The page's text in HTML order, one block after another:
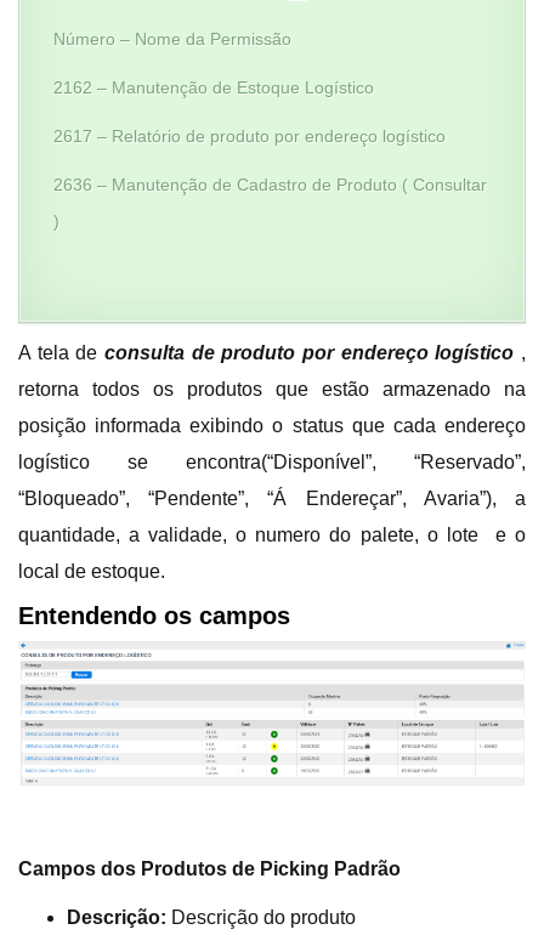
Número – Nome da Permissão
2162 – Manutenção de Estoque Logístico
2617 – Relatório de produto por endereço logístico
2636 – Manutenção de Cadastro de Produto ( Consultar
)
A tela de consulta de produto por endereço logístico ,
retorna todos os produtos que estão armazenado na
posição informada exibindo o status que cada endereço
logístico se encontra(“Disponível”, “Reservado”,
“Bloqueado”, “Pendente”, “Á Endereçar”, Avaria”), a
quantidade, a validade, o numero do palete, o lote e o
local de estoque.
Entendendo os campos
Campos dos Produtos de Picking Padrão
Descrição: Descrição do produto